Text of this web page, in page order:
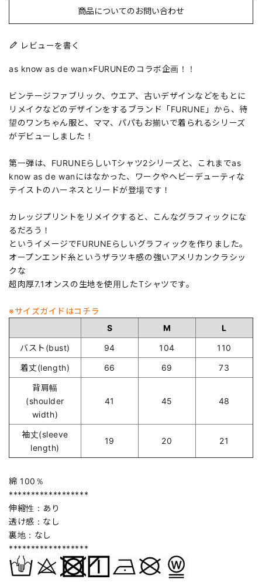
商品についてのお問い合わせ
レビューを書く
as know as de wan×FURUNEのコラボ企画！！
ビンテージファブリック、ウエア、古いデザインなどをもとに
リメイクなどのデザインをするブランド「FURUNE」から、待
望のワンちゃん服と、ママ、パパもお揃いで着られるシリーズ
がデビューしました！
第一弾は、FURUNEらしいTシャツ2シリーズと、これまでas
know as de wanにはなかった、ワークやヘビーデューティな
テイストのハーネスとリードが登場です！
カレッジプリントをリメイクすると、こんなグラフィックにな
るだろう！
というイメージでFURUNEらしいグラフィックを作りました。
オープンエンド糸というザラツキ感の強いアメリカンクラシッ
クな
超肉厚7.1オンスの生地を使用したTシャツです。
※サイズガイドはコチラ
S
M
L
バスト(bust)
94 104
110
着丈(length)
66 69
73
背肩幅
(shoulder
width)
41 45 48
袖丈(sleeve
length)
19 20 21
綿 100％
******************
伸縮性：あり
透け感：なし
裏地：なし
******************